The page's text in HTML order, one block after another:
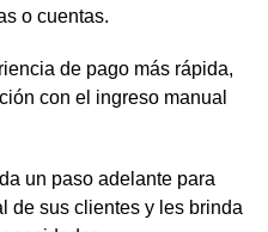
o cuentas.
de pago más rápida,
con el ingreso manual
un paso adelante para
de sus clientes y les brinda